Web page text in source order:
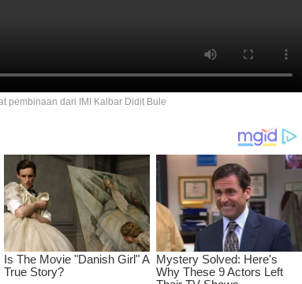
pembinaan dari IMI Kalbar Didit Bule